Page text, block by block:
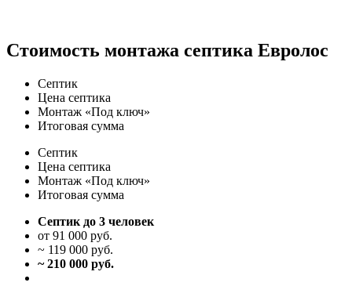
Стоимость монтажа септика Евролос
Септик
Цена септика
Монтаж «Под ключ»
Итоговая сумма
Септик
Цена септика
Монтаж «Под ключ»
Итоговая сумма
Септик до 3 человек
от 91 000 руб.
~ 119 000 руб.
~ 210 000 руб.